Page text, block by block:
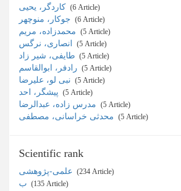
‎ (6 Article)
‎ (6 Article)
‎ (5 Article)
‎ (5 Article)
‎ (5 Article)
‎ (5 Article)
‎ (5 Article)
‎ (5 Article)
‎ (5 Article)
‎ (5 Article)
Scientific rank
‎ (234 Article)
‎ (135 Article)